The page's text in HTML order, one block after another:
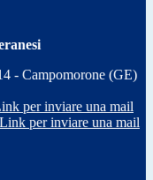
- Campomorone (GE)
per inviare una mail
Link per inviare una mail